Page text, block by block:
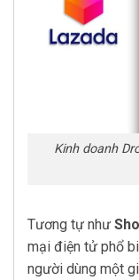
Kinh doanh
Tương tự như
mại điện tử phổ
người dùng một